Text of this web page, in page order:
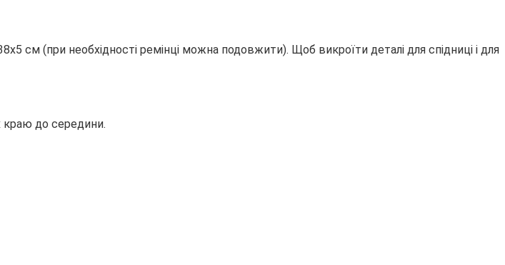
см (при необхідності ремінці можна подовжити). Щоб викроїти деталі для спідниці і для
краю до середини.